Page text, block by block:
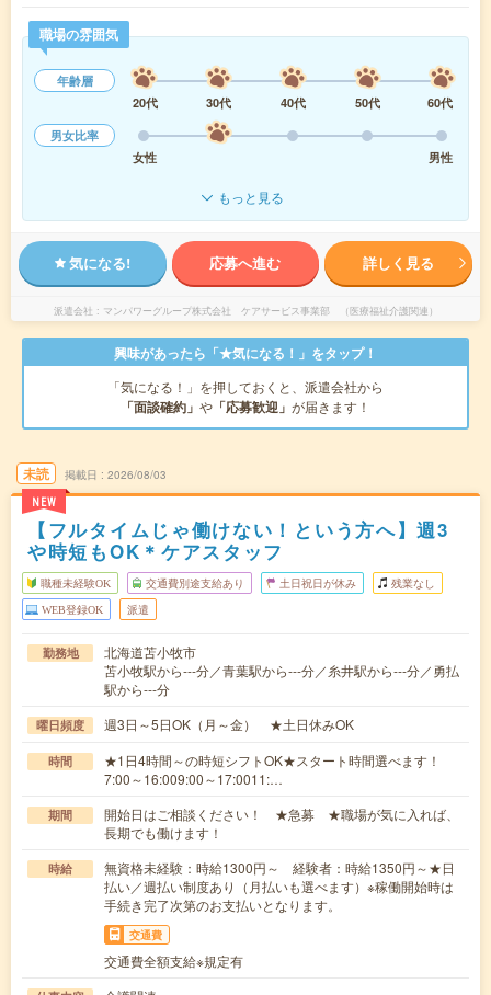
職場の雰囲気
年齢層
20代
30代 40代 50代
60代
男女比率
女性
男性
もっと見る
気になる! 応募へ進む 詳しく見る
派遣会社 マンパワーグループ株式会社 ケアサービス事業部 （医療福祉介護関連）
興味があったら「★気になる！」をタップ！
「気になる！」を押しておくと、派遣会社から
「面談確約」 や 「応募歓迎」 が届きます！
未読
NEW
掲載日 2026/08/03
【フルタイムじゃ働けない！という方へ】週3
や時短もOK＊ケアスタッフ
職種未経験OK 交通費別途支給あり 土日祝日が休み 残業なし
WEB登録OK 派遣
勤務地
北海道苫小牧市
苫小牧駅から---分／青葉駅から---分／糸井駅から---分／勇払
駅から---分
曜日頻度 週3日～5日OK（月～金） ★土日休みOK
時間
★1日4時間～の時短シフトOK★スタート時間選べます！
7:00～16:009:00～17:0011:…
期間
開始日はご相談ください！ ★急募 ★職場が気に入れば、
長期でも働けます！
時給
無資格未経験：時給1300円～ 経験者：時給1350円～★日
払い／週払い制度あり（月払いも選べます）※稼働開始時は
手続き完了次第のお支払いとなります。
交通費
交通費全額支給※規定有